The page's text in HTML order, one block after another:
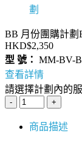
劃
BB 月份團購計劃
HKD$2,350
型 號： MM-BV-B
查看詳情
請選擇計劃內的
商品描述